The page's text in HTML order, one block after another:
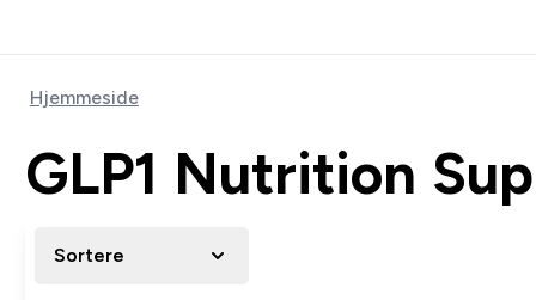
Hjemmeside
GLP1 Nutrition
Sortere